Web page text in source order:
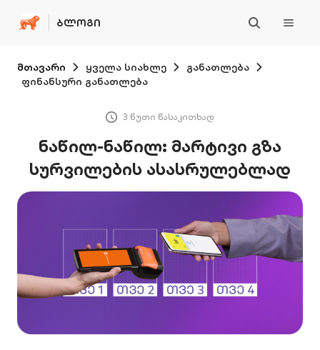
ᲑᲚᲝᲒᲘ
მთავარი ყველა სიახლე
განათლება
ფინანსური განათლება
3 წუთი წასაკითხად
ნაწილ-ნაწილ: მარტივი გზა
სურვილების ასასრულებლად